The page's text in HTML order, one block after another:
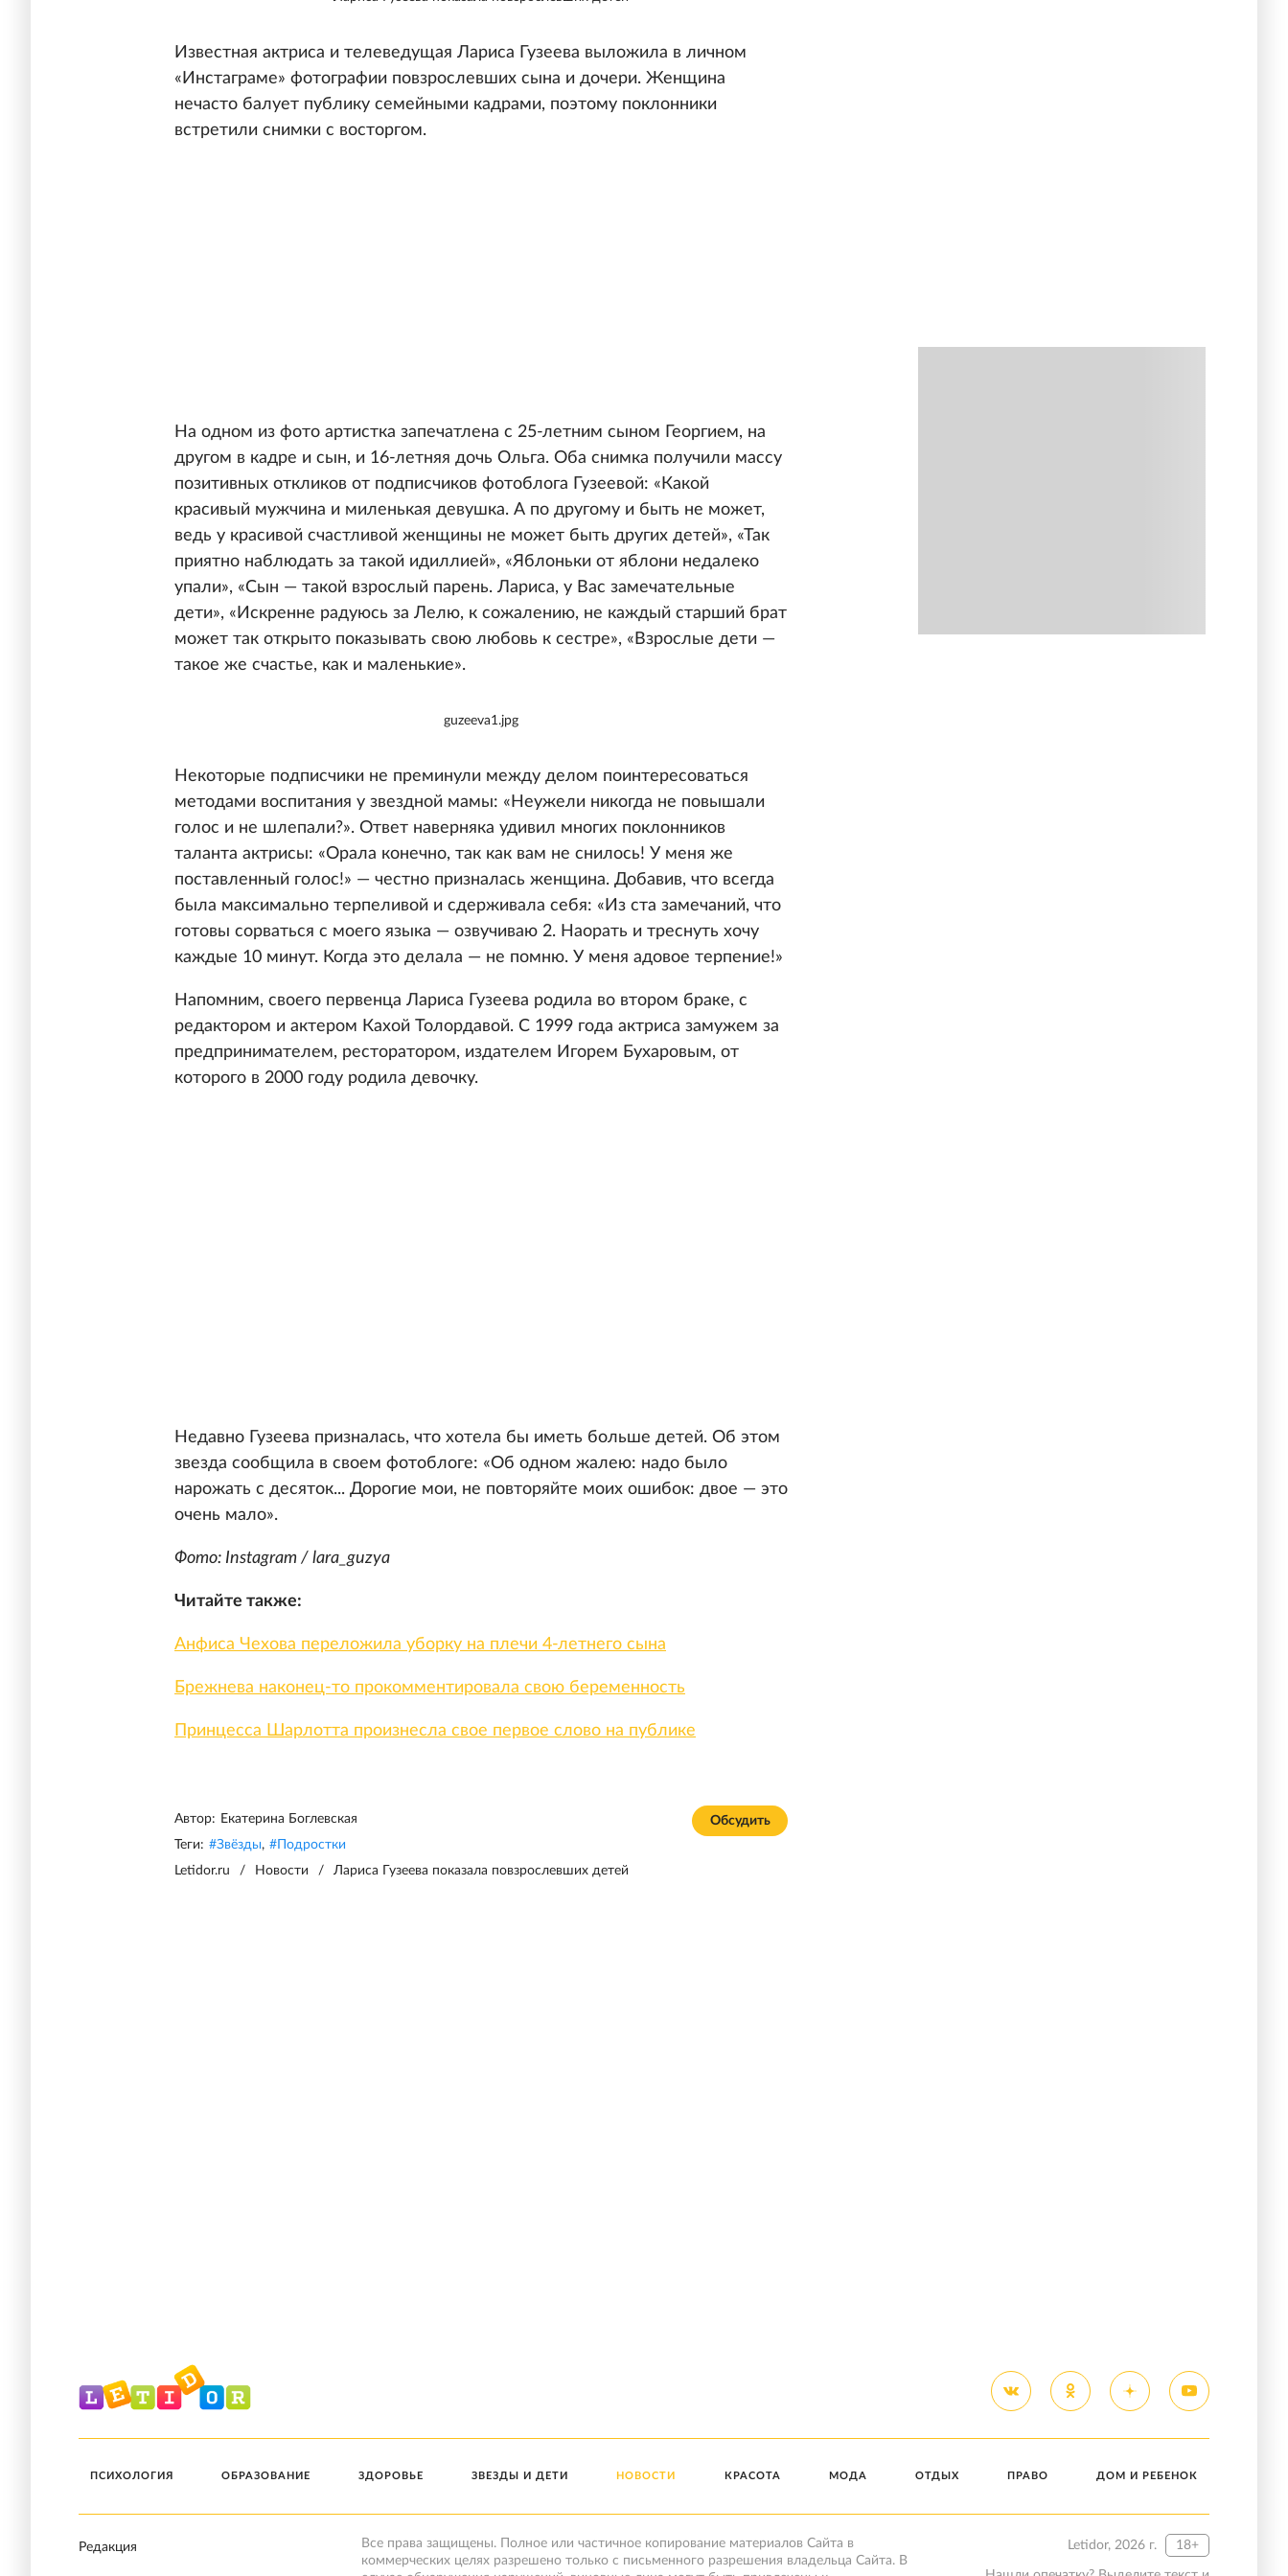
Известная актриса и телеведущая Лариса Гузеева выложила в личном
«Инстаграме» фотографии повзрослевших сына и дочери. Женщина
нечасто балует публику семейными кадрами, поэтому поклонники
встретили снимки с восторгом.
На одном из фото артистка запечатлена с 25-летним сыном Георгием, на
другом в кадре и сын, и 16-летняя дочь Ольга. Оба снимка получили массу
позитивных откликов от подписчиков фотоблога Гузеевой: «Какой
красивый мужчина и миленькая девушка. А по другому и быть не может,
ведь у красивой счастливой женщины не может быть других детей», «Так
приятно наблюдать за такой идиллией», «Яблоньки от яблони недалеко
упали», «Сын — такой взрослый парень. Лариса, у Вас замечательные
дети», «Искренне радуюсь за Лелю, к сожалению, не каждый старший брат
может так открыто показывать свою любовь к сестре», «Взрослые дети —
такое же счастье, как и маленькие».
guzeeva1.jpg
Некоторые подписчики не преминули между делом поинтересоваться
методами воспитания у звездной мамы: «Неужели никогда не повышали
голос и не шлепали?». Ответ наверняка удивил многих поклонников
таланта актрисы: «Орала конечно, так как вам не снилось! У меня же
поставленный голос!» — честно призналась женщина. Добавив, что всегда
была максимально терпеливой и сдерживала себя: «Из ста замечаний, что
готовы сорваться с моего языка — озвучиваю 2. Наорать и треснуть хочу
каждые 10 минут. Когда это делала — не помню. У меня адовое терпение!»
Напомним, своего первенца Лариса Гузеева родила во втором браке, с
редактором и актером Кахой Толордавой. С 1999 года актриса замужем за
предпринимателем, ресторатором, издателем Игорем Бухаровым, от
которого в 2000 году родила девочку.
Недавно Гузеева призналась, что хотела бы иметь больше детей. Об этом
звезда сообщила в своем фотоблоге: «Об одном жалею: надо было
нарожать с десяток... Дорогие мои, не повторяйте моих ошибок: двое — это
очень мало».
Фото: Instagram / lara_guzya
Читайте также:
Анфиса Чехова переложила уборку на плечи 4-летнего сына
Брежнева наконец-то прокомментировала свою беременность
Принцесса Шарлотта произнесла свое первое слово на публике
Обсудить
Автор: Екатерина Боглевская
Теги: #Звёзды, # Подростки
Letidor.ru
/ Новости / Лариса Гузеева показала повзрослевших детей
ПСИХОЛОГИЯ ОБРАЗОВАНИЕ ЗДОРОВЬЕ ЗВЕЗДЫ И ДЕТИ НОВОСТИ КРАСОТА МОДА ОТДЫХ ПРАВО ДОМ И РЕБЕНОК
Редакция Letidor, 2026 г. 18+
Все права защищены. Полное или частичное копирование материалов Сайта в
коммерческих целях разрешено только с письменного разрешения владельца Сайта. В